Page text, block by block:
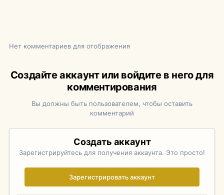
Нет комментариев для отображения
Создайте аккаунт или войдите в него для
комментирования
Вы должны быть пользователем, чтобы оставить
комментарий
Создать аккаунт
Зарегистрируйтесь для получения аккаунта. Это просто!
Зарегистрировать аккаунт